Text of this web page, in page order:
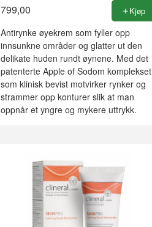
799,00 Kjøp
Antirynke øyekrem som fyller opp
innsunkne områder og glatter ut den
delikate huden rundt øynene. Med det
patenterte Apple of Sodom komplekset
som klinisk bevist motvirker rynker og
strammer opp konturer slik at man
oppnår et yngre og mykere uttrykk.